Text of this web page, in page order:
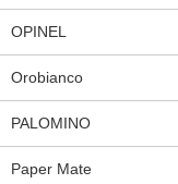
OPINEL
Orobianco
PALOMINO
Paper Mate